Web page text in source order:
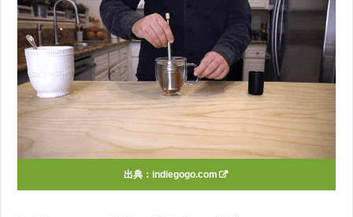
出典： indiegogo.com